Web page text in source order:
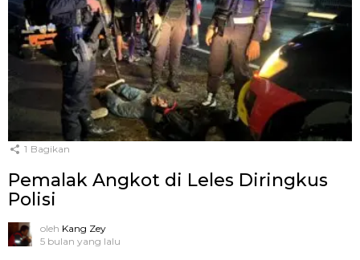
1 Bagikan
Pemalak Angkot di Leles Diringkus
Polisi
oleh Kang Zey
5 bulan yang lalu